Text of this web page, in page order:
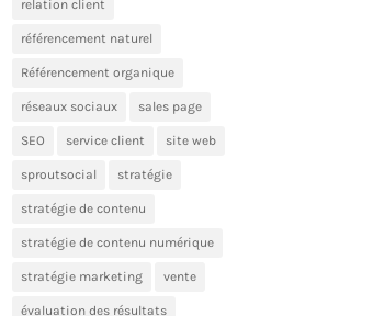
relation client
référencement naturel
Référencement organique
réseaux sociaux sales page
SEO service client site web
sproutsocial stratégie
stratégie de contenu
stratégie de contenu numérique
stratégie marketing vente
évaluation des résultats